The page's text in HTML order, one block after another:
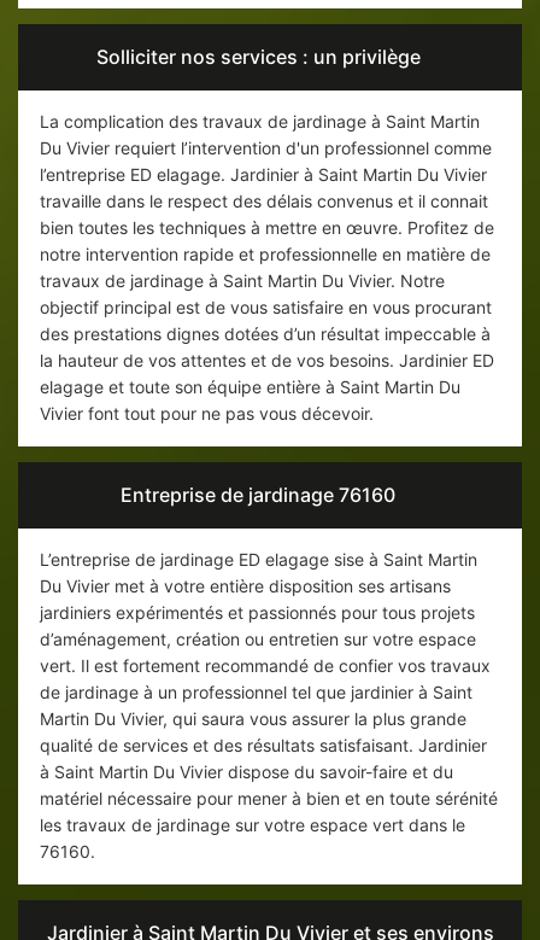
Solliciter nos services : un privilège
La complication des travaux de jardinage à Saint Martin
Du Vivier requiert l’intervention d'un professionnel comme
l’entreprise ED elagage. Jardinier à Saint Martin Du Vivier
travaille dans le respect des délais convenus et il connait
bien toutes les techniques à mettre en œuvre. Profitez de
notre intervention rapide et professionnelle en matière de
travaux de jardinage à Saint Martin Du Vivier. Notre
objectif principal est de vous satisfaire en vous procurant
des prestations dignes dotées d’un résultat impeccable à
la hauteur de vos attentes et de vos besoins. Jardinier ED
elagage et toute son équipe entière à Saint Martin Du
Vivier font tout pour ne pas vous décevoir.
Entreprise de jardinage 76160
L’entreprise de jardinage ED elagage sise à Saint Martin
Du Vivier met à votre entière disposition ses artisans
jardiniers expérimentés et passionnés pour tous projets
d’aménagement, création ou entretien sur votre espace
vert. Il est fortement recommandé de confier vos travaux
de jardinage à un professionnel tel que jardinier à Saint
Martin Du Vivier, qui saura vous assurer la plus grande
qualité de services et des résultats satisfaisant. Jardinier
à Saint Martin Du Vivier dispose du savoir-faire et du
matériel nécessaire pour mener à bien et en toute sérénité
les travaux de jardinage sur votre espace vert dans le
76160.
Jardinier à Saint Martin Du Vivier et ses environs